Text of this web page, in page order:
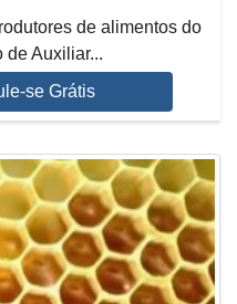
de alimentos do
de Auxiliar...
se Grátis